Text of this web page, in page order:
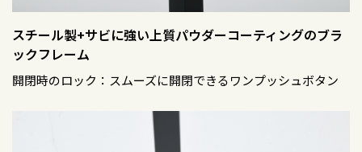
スチール製+サビに強い上質パウダーコーティングのブラ
ックフレーム
開閉時のロック：スムーズに開閉できるワンプッシュボタン